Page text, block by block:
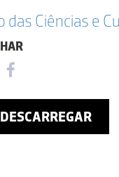
das Ciências e
DESCARREGAR